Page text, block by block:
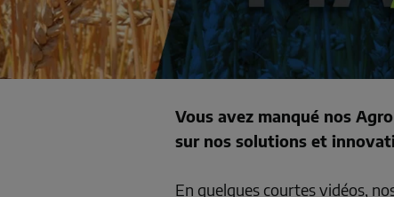
Vous avez manqué nos
sur nos solutions et
En quelques courtes vidéos,